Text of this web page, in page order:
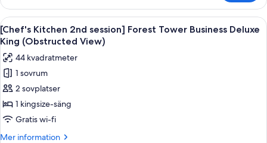
for2(9:00~10:30am)+WellnessClub
Kitchen
2nd
session]Forest
Tower
Lake
Deluxe
Double
Queen+BF
for2(9:00~10:30am)+WellnessClub
Öppna
alla
foton
för
[Chef's
Kitchen
2nd
session]
Forest
Duntäcken, minibar,
5
[Chef's Kitchen 2nd session] Forest Tower Business Deluxe
King (Obstructed View)
44 kvadratmeter
1 sovrum
2 sovplatser
1 kingsize-säng
Gratis wi-fi
Mer information
Mer